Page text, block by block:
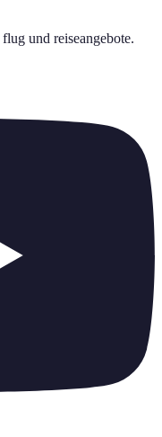
flug und reiseangebote.